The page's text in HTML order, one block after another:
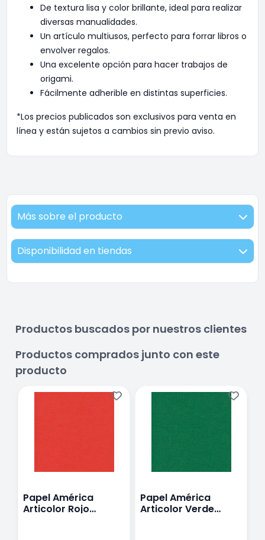
De textura lisa y color brillante, ideal para realizar
diversas manualidades.
Un artículo multiusos, perfecto para forrar libros o
envolver regalos.
Una excelente opción para hacer trabajos de
origami.
Fácilmente adherible en distintas superficies.
*Los precios publicados son exclusivos para venta en
línea y están sujetos a cambios sin previo aviso.
Más sobre el producto
Disponibilidad en tiendas
Productos buscados por nuestros clientes
Productos comprados junto con este
producto
Papel América
Articolor Rojo
Papel América
Articolor Verde